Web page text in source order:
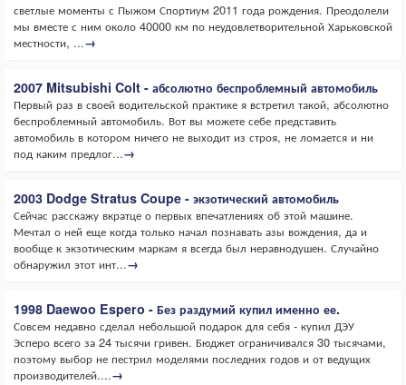
светлые моменты с Пыжом Спортиум 2011 года рождения. Преодолели
мы вместе с ним около 40000 км по неудовлетворительной Харьковской
местности, ...→
2007 Mitsubishi Colt - абсолютно беспроблемный автомобиль
Первый раз в своей водительской практике я встретил такой, абсолютно
беспроблемный автомобиль. Вот вы можете себе представить
автомобиль в котором ничего не выходит из строя, не ломается и ни
под каким предлог...→
2003 Dodge Stratus Coupe - экзотический автомобиль
Сейчас расскажу вкратце о первых впечатлениях об этой машине.
Мечтал о ней еще когда только начал познавать азы вождения, да и
вообще к экзотическим маркам я всегда был неравнодушен. Случайно
обнаружил этот инт...→
1998 Daewoo Espero - Без раздумий купил именно ее.
Совсем недавно сделал небольшой подарок для себя - купил ДЭУ
Эсперо всего за 24 тысячи гривен. Бюджет ограничивался 30 тысячами,
поэтому выбор не пестрил моделями последних годов и от ведущих
производителей....→